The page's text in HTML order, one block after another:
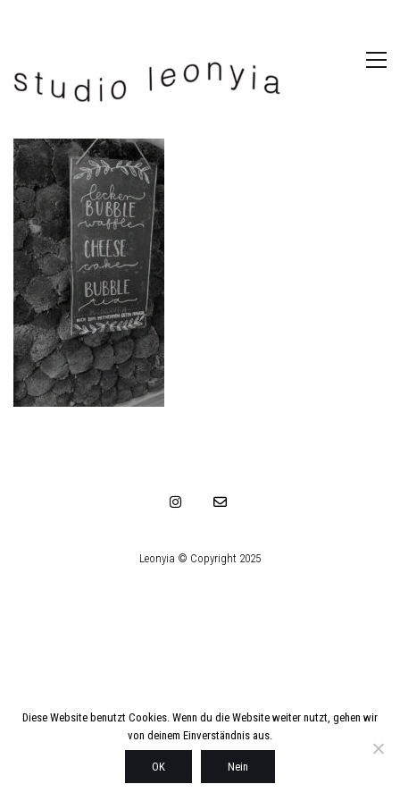
Leonyia © Copyright 2025
Diese Website benutzt Cookies. Wenn du die Website weiter nutzt, gehen wir
von deinem Einverständnis aus.
OK Nein